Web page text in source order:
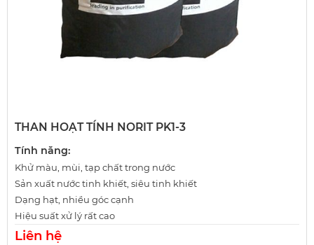
THAN HOẠT TÍNH NORIT PK1-3
Tính năng:
Khử màu, mùi, tạp chất trong nước
Sản xuất nước tinh khiết, siêu tinh khiết
Dạng hạt, nhiều góc cạnh
Hiệu suất xử lý rất cao
Liên hệ